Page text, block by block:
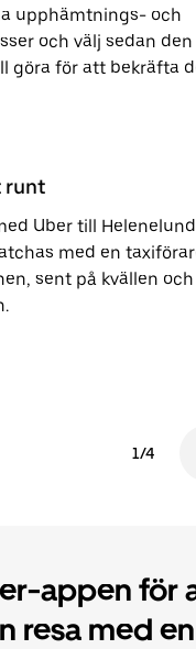
upphämtnings- och
och välj sedan den
göra för att bekräfta
runt
Uber till
med en
sent på kvällen
1/4
appen för
resa med en